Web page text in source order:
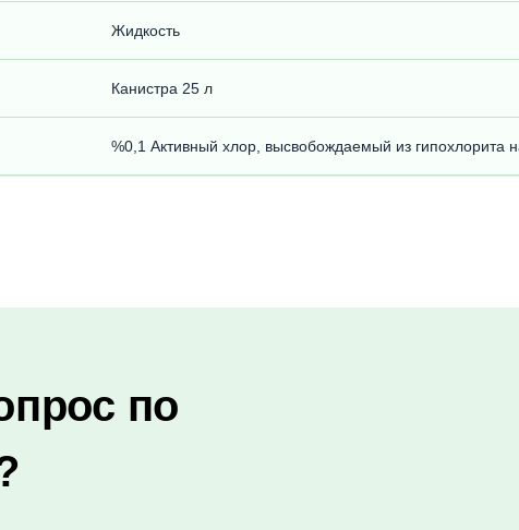
Жидкость
Канистра 25 л
%0,1 Активный хлор, высвобождаемый из гипохлорита
по